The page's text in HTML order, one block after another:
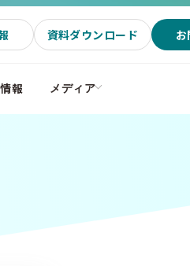
資料ダウンロード
報 メディア